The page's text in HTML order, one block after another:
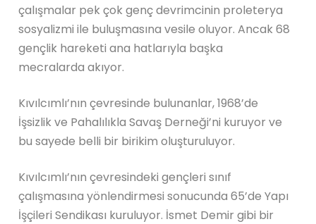
çalışmalar pek çok genç devrimcinin proleterya
sosyalizmi ile buluşmasına vesile oluyor. Ancak 68
gençlik hareketi ana hatlarıyla başka
mecralarda akıyor.
Kıvılcımlı’nın çevresinde bulunanlar, 1968’de
İşsizlik ve Pahalılıkla Savaş Derneği’ni kuruyor ve
bu sayede belli bir birikim oluşturuluyor.
Kıvılcımlı’nın çevresindeki gençleri sınıf
çalışmasına yönlendirmesi sonucunda 65’de Yapı
İşçileri Sendikası kuruluyor. İsmet Demir gibi bir